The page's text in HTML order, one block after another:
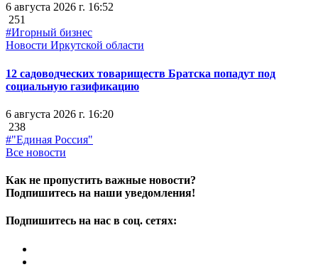
6 августа 2026 г. 16:52
251
#Игорный бизнес
Новости Иркутской области
12 садоводческих товариществ Братска попадут под
социальную газификацию
6 августа 2026 г. 16:20
238
#"Единая Россия"
Все новости
Как не пропустить важные новости?
Подпишитесь на наши уведомления!
Подпишитесь на нас в соц. сетях: